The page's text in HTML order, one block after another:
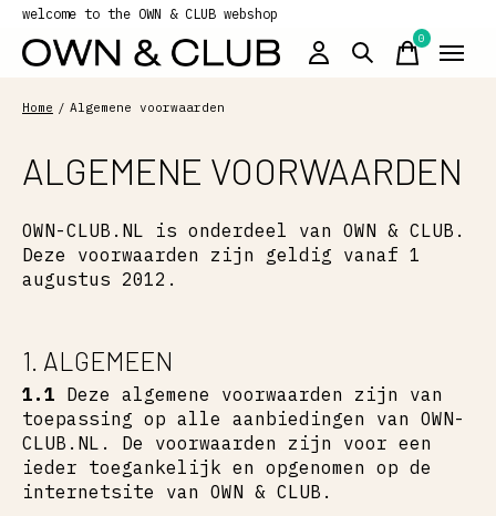
welcome to the OWN & CLUB webshop
0items
Home / Algemene voorwaarden
ALGEMENE VOORWAARDEN
OWN-CLUB.NL is onderdeel van OWN & CLUB.
Deze voorwaarden zijn geldig vanaf 1
augustus 2012.
1. ALGEMEEN
1.1 Deze algemene voorwaarden zijn van
toepassing op alle aanbiedingen van OWN-
CLUB.NL. De voorwaarden zijn voor een
ieder toegankelijk en opgenomen op de
internetsite van OWN & CLUB.